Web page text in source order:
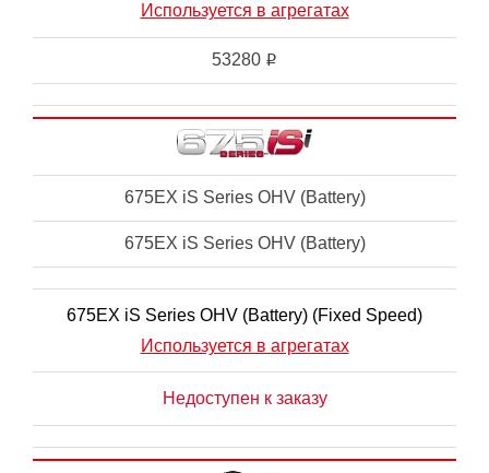
Используется в агрегатах
53280 i
675EX iS Series OHV (Battery)
675EX iS Series OHV (Battery)
675EX iS Series OHV (Battery) (Fixed Speed)
Используется в агрегатах
Недоступен к заказу